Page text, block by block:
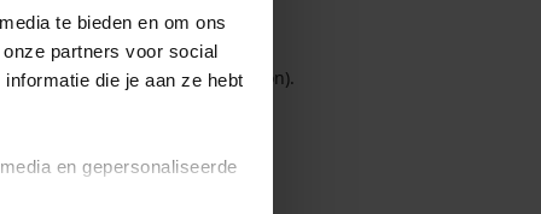
te bieden en om ons
partners voor social
die je aan ze hebt
en gepersonaliseerde
console for more information).